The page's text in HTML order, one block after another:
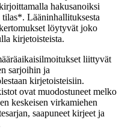
hakusanoiksi
Lääninhallituksesta
löytyvät joko
kirjetoisteista.
liittyvät
sarjoihin ja
kirjetoisteisiin.
ovat muodostuneet melko
keskeisen virkamiehen
saapuneet kirjeet ja